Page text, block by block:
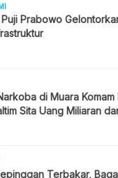
Prabowo
di Muara
Sita Uang Miliaran
Terbakar,